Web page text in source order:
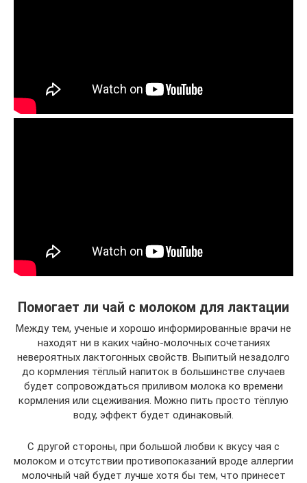
Помогает ли чай с молоком для лактации
Между тем, ученые и хорошо информированные врачи не
находят ни в каких чайно-молочных сочетаниях
невероятных лактогонных свойств. Выпитый незадолго
до кормления тёплый напиток в большинстве случаев
будет сопровождаться приливом молока ко времени
кормления или сцеживания. Можно пить просто тёплую
воду, эффект будет одинаковый.
С другой стороны, при большой любви к вкусу чая с
молоком и отсутствии противопоказаний вроде аллергии
молочный чай будет лучше хотя бы тем, что принесет